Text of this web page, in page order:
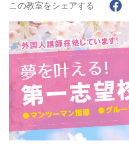
この教室をシェアする